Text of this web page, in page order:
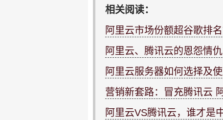
相关阅读：
阿里云市场份额超谷歌排
阿里云、腾讯云的恩怨情仇
阿里云服务器如何选择及使
营销新套路：冒充腾讯云
阿里云VS腾讯云，谁才是